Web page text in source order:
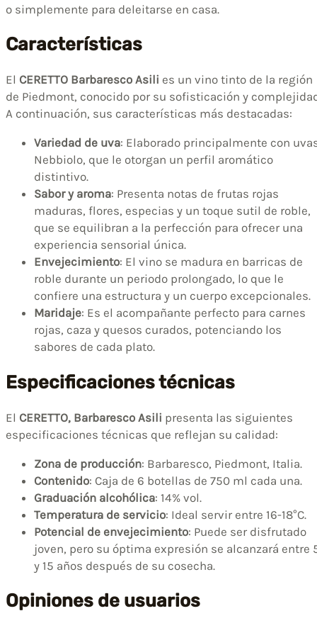
o simplemente para deleitarse en casa.
Características
El CERETTO Barbaresco Asili es un vino tinto de la región
de Piedmont, conocido por su sofisticación y
A continuación, sus características más destacadas:
Variedad de uva: Elaborado principalmente con
Nebbiolo, que le otorgan un perfil aromático
distintivo.
Sabor y aroma: Presenta notas de frutas rojas
maduras, flores, especias y un toque sutil de roble,
que se equilibran a la perfección para ofrecer una
experiencia sensorial única.
Envejecimiento: El vino se madura en barricas de
roble durante un periodo prolongado, lo que le
confiere una estructura y un cuerpo excepcionales.
Maridaje: Es el acompañante perfecto para carnes
rojas, caza y quesos curados, potenciando los
sabores de cada plato.
Especificaciones técnicas
El CERETTO, Barbaresco Asili presenta las siguientes
especificaciones técnicas que reflejan su calidad:
Zona de producción: Barbaresco, Piedmont, Italia.
Contenido: Caja de 6 botellas de 750 ml cada una.
Graduación alcohólica: 14% vol.
Temperatura de servicio: Ideal servir entre 16-18°C.
Potencial de envejecimiento: Puede ser disfrutado
joven, pero su óptima expresión se alcanzará entre
y 15 años después de su cosecha.
Opiniones de usuarios